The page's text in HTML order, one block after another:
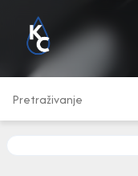
Pogledaj sve